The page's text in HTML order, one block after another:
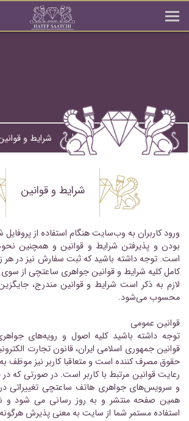
صفحه اصلی شرایط و
شرایط و قوانین
ورود کاربران به وب‏‌سایت هنگام استفاده از
بودن و پذیرفتن شرایط و قوانین و همچنین
است. توجه داشته باشید که ثبت سفارش نیز در هر
کامل کلیه شرایط و قوانین جواهری ساعتچی از
لازم به ذکر است شرایط و قوانین مندرج،
محسوب می‏‌شود.
قوانین عمومی
توجه داشته باشید کلیه اصول و رویه‏‌های
قوانین جمهوری اسلامی ایران، قانون تجارت
حقوق مصرف کننده است و متعاقبا کاربر نیز موظف به
رعایت قوانین مرتبط با کاربر است. در صورتی که در
و سرویس‏‌های جواهری هاتف ساعتچی تغییراتی در
همین صفحه منتشر و به روز رسانی می شود و
استفاده مستمر شما از سایت به معنی پذیرش